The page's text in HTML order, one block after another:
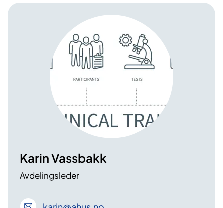
Karin Vassbakk
Avdelingsleder